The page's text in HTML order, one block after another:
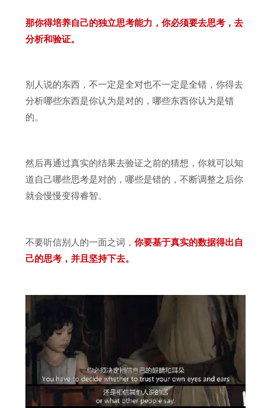
那你得培养自己的独立思考能力，你必须要去思考，去
分析和验证。
别人说的东西，不一定是全对也不一定是全错，你得去
分析哪些东西是你认为是对的，哪些东西你认为是错
的。
然后再通过真实的结果去验证之前的猜想，你就可以知
道自己哪些思考是对的，哪些是错的，不断调整之后你
就会慢慢变得睿智。
不要听信别人的一面之词，你要基于真实的数据得出自
己的思考，并且坚持下去。